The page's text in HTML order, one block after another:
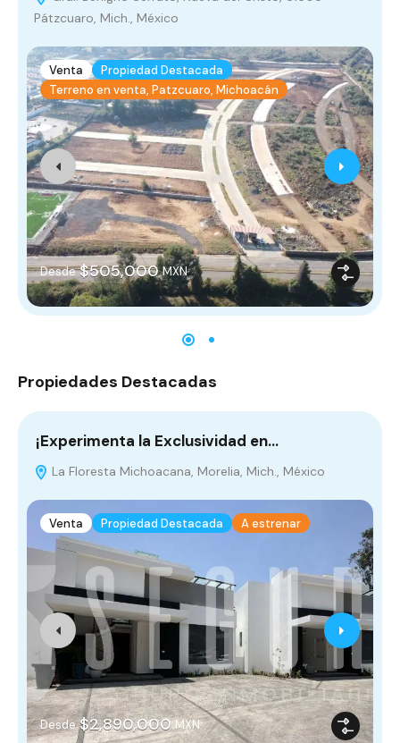
Pátzcuaro, Mich., México
Venta
Propiedad Destacada
Terreno en venta, Patzcuaro, Michoacán
Desde $505,000 MXN
Propiedades Destacadas
¡Experimenta la Exclusividad en…
La Floresta Michoacana, Morelia, Mich., México
Venta Propiedad Destacada A estrenar
Desde $2,890,000 MXN